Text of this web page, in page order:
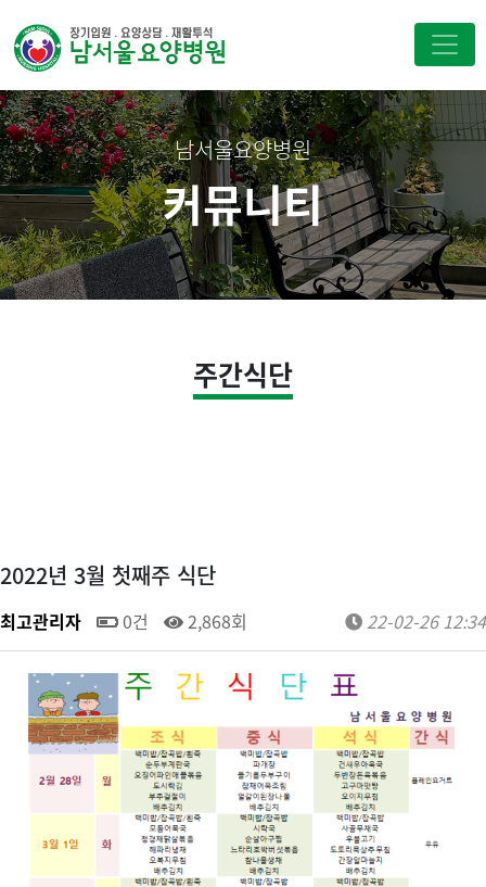
남서울요양병원
커뮤니티
주간식단
2022년 3월 첫째주 식단
최고관리자 0건 2,868회 22-02-26 12:34